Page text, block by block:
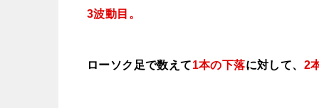
3波動目。
ローソク足で数えて1本の下落に対して、 2